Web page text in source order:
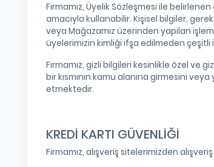
Firmamız, Üyelik Sözleşmesi ile
amacıyla kullanabilir. Kişisel bilgiler,
veya Mağazamız üzerinden yapılan
üyelerimizin kimliği ifşa edilmeden çeşitli
Firmamız, gizli bilgileri kesinlikle özel ve
bir kısmının kamu alanına girmesini
etmektedir.
KREDİ KARTI GÜVENLİĞİ
Firmamız, alışveriş sitelerimizden